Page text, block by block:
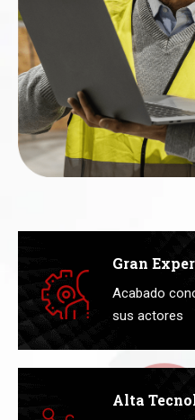
Gran
Acabado
sus actores
Alta